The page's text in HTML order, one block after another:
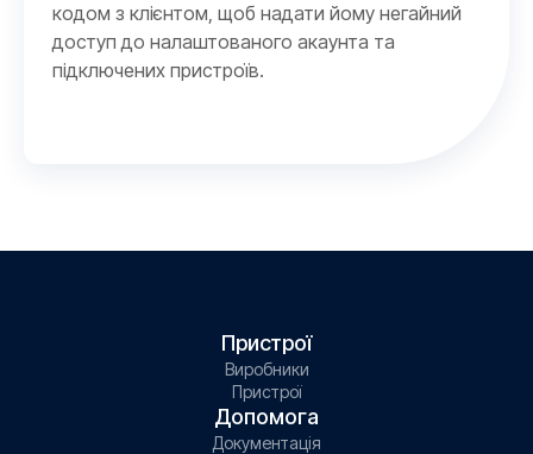
кодом з клієнтом, щоб надати йому негайний
доступ до налаштованого акаунта та
підключених пристроїв.
Пристрої
Виробники
Пристрої
Допомога
Документація